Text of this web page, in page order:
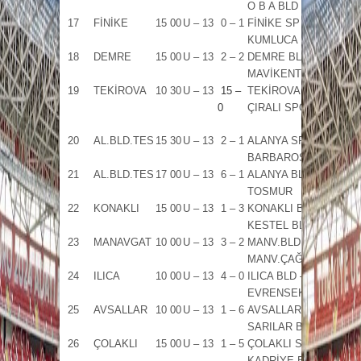
O B A BLD
17 FİNİKE 15 00 U – 13 0 – 1 FİNİKE SP –
KUMLUCA BLD
18 DEMRE 15 00 U – 13 2 – 2 DEMRE BLD –
MAVİKENT
19 TEKİROVA 10 30 U – 13
15 –
0
TEKİROVA BL –
ÇIRALI SPOR
20 AL.BLD.TES 15 30 U – 13 2 – 1 ALANYA SP –
BARBAROS
21 AL.BLD.TES 17 00 U – 13 6 – 1 ALANYA BLD –
TOSMUR
22 KONAKLI 15 00 U – 13 1 – 3 KONAKLI BLD –
KESTEL BL
23 MANAVGAT 10 00 U – 13 3 – 2 MANV.BLD –
MANV.ÇAĞLY
24 ILICA 10 00 U – 13 4 – 0
ILICA BLD –
EVRENSEKİ
25 AVSALLAR 10 00 U – 13 1 – 6 AVSALLAR BL –
SARILAR BL
26 ÇOLAKLI 15 00 U – 13 1 – 5 ÇOLAKLI SP –